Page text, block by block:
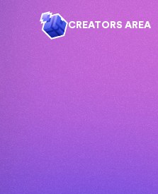
CREATORS AREA